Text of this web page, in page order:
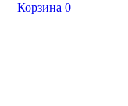
Корзина 0